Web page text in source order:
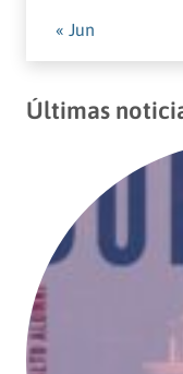
« Jun
Últimas